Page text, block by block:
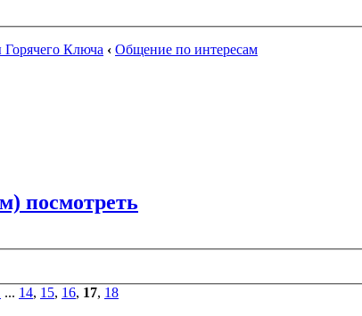
Ключа ‹ Общение по интересам
посмотреть
... 14, 15, 16, 17, 18